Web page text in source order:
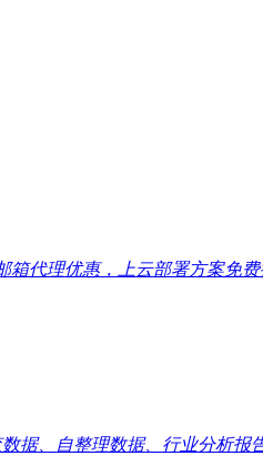
代理优惠，上云部署方案免费
据、自整理数据、行业分析报